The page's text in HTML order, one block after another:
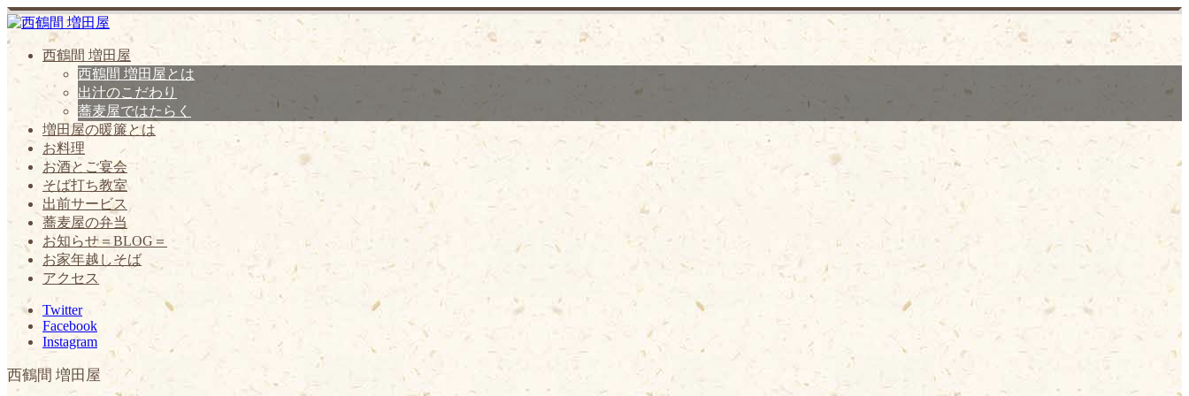
西鶴間 増田屋
西鶴間 増田屋とは
出汁のこだわり
蕎麦屋ではたらく
増田屋の暖簾とは
お料理
お酒とご宴会
そば打ち教室
出前サービス
蕎麦屋の弁当
お知らせ＝BLOG＝
お家年越しそば
アクセス
Twitter
Facebook
Instagram
西鶴間 増田屋